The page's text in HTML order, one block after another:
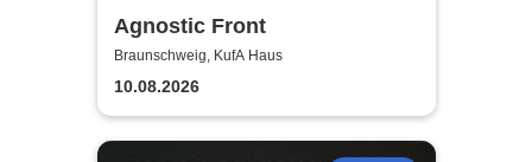
Agnostic Front
Braunschweig, KufA Haus
10.08.2026